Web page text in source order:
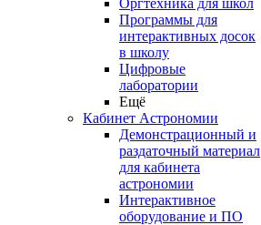
Оргтехника для школ
Программы для
интерактивных досок
в школу
Цифровые
лаборатории
Ещё
Кабинет Астрономии
Демонстрационный и
раздаточный материал
для кабинета
астрономии
Интерактивное
оборудование и ПО